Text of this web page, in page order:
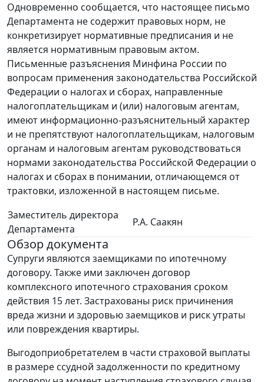
Одновременно сообщается, что настоящее письмо
Департамента не содержит правовых норм, не
конкретизирует нормативные предписания и не
является нормативным правовым актом.
Письменные разъяснения Минфина России по
вопросам применения законодательства Российской
Федерации о налогах и сборах, направленные
налогоплательщикам и (или) налоговым агентам,
имеют информационно-разъяснительный характер
и не препятствуют налогоплательщикам, налоговым
органам и налоговым агентам руководствоваться
нормами законодательства Российской Федерации о
налогах и сборах в понимании, отличающемся от
трактовки, изложенной в настоящем письме.
Заместитель директора
Департамента
Р.А. Саакян
Обзор документа
Супруги являются заемщиками по ипотечному
договору. Также ими заключен договор
комплексного ипотечного страхования сроком
действия 15 лет. Застрахованы риск причинения
вреда жизни и здоровью заемщиков и риск утраты
или повреждения квартиры.
Выгодоприобретателем в части страховой выплаты
в размере ссудной задолженности по кредитному